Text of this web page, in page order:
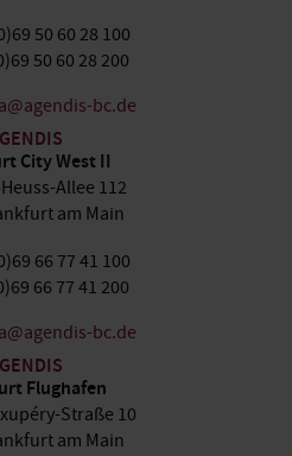
50 60 28 100
50 60 28 200
bc.de
City West II
Allee 112
am Main
66 77 41 100
66 77 41 200
bc.de
Flughafen
Straße 10
am Main